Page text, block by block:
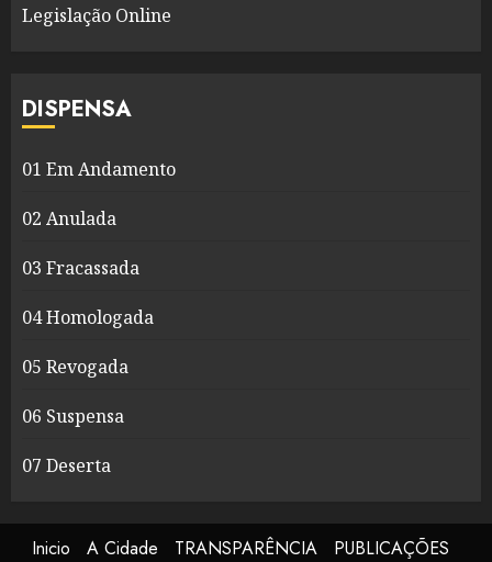
Legislação Online
DISPENSA
01 Em Andamento
02 Anulada
03 Fracassada
04 Homologada
05 Revogada
06 Suspensa
07 Deserta
Inicio A Cidade TRANSPARÊNCIA PUBLICAÇÕES